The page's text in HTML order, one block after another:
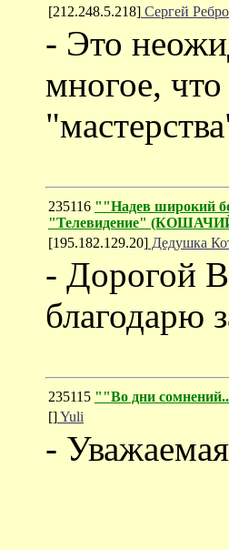
[212.248.5.218] Сергей
- Это
многое,
235116 ""Надев широкий
"Телевидение"
[195.182.129.20] Дедушка
- Дорогой
благодарю
235115 ""Во дни
[]Yuli
-